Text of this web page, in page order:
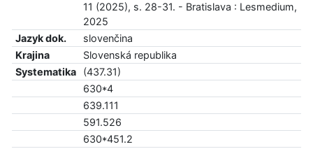
11 (2025), s. 28-31. - Bratislava : Lesmedium,
2025
Jazyk dok.
slovenčina
Krajina
Slovenská republika
Systematika
(437.31)
630*4
639.111
591.526
630*451.2